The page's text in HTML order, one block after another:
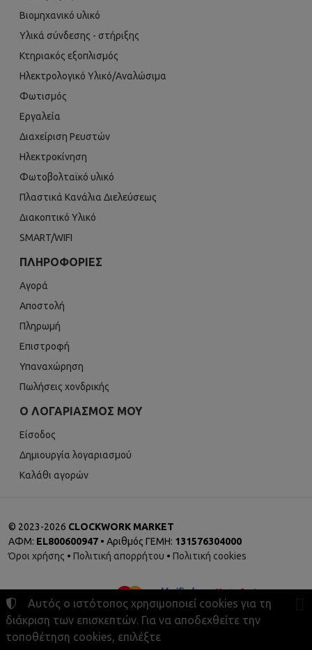
Βιομηχανικό υλικό
Υλικά σύνδεσης - στήριξης
Κτηριακός εξοπλισμός
Ηλεκτρολογικό Υλικό/Αναλώσιμα
Φωτισμός
Εργαλεία
Διαχείριση Ρευστών
Ηλεκτροκίνηση
Φωτοβολταϊκό υλικό
Πλαστικά Κανάλια Διελεύσεως
Διακοπτικό Υλικό
SMART/WIFI
ΠΛΗΡΟΦΟΡΊΕΣ
Αγορά
Αποστολή
Πληρωμή
Επιστροφή
Υπαναχώρηση
Πωλήσεις χονδρικής
Ο ΛΟΓΑΡΙΑΣΜΌΣ ΜΟΥ
Είσοδος
Δημιουργία λογαριασμού
Καλάθι αγορών
© 2023-2026 CLOCKWORK MARKET
ΑΦΜ: EL800600947 • Αριθμός ΓΕΜΗ: 131576304000
Όροι χρήσης • Πολιτική απορρήτου • Πολιτική cookies
Αυτός ο ιστότοπος χρησιμοποιεί cookies για τη
διάκριση των επισκεπτών. Για να αποδεχθείτε την
τοποθέτηση cookies, επιλέξτε